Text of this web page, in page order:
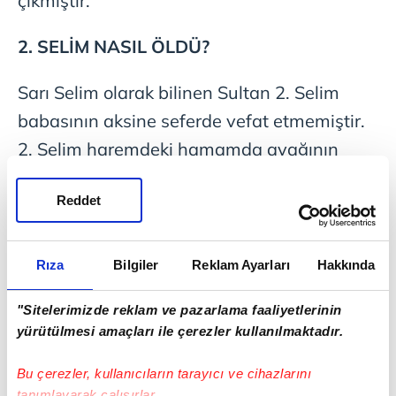
Rıza Bilgiler Reklam Ayarları Hakkında
"Sitelerimizde reklam ve pazarlama faaliyetlerinin
yürütülmesi amaçları ile çerezler kullanılmaktadır.
Bu çerezler, kullanıcıların tarayıcı ve cihazlarını
Reddet
2. SELİM NASIL ÖLDÜ?
Sarı Selim olarak bilinen Sultan 2. Selim
babasının aksine seferde vefat etmemiştir.
2. Selim haremdeki hamamda ayağının
kayması sonucu düşmüştür. Ve bu
düşüşten sonra göğüs boşluğunda bir
doktorların uyguladığı tüm tedavilere
rağmen 15 Aralık 1574 tarihinde vefat
etmiştir. Ayasofya Cami'nin avlusuna inşa
defnedilmiştir.